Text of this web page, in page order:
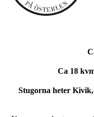
Ca 18
Stugorna heter